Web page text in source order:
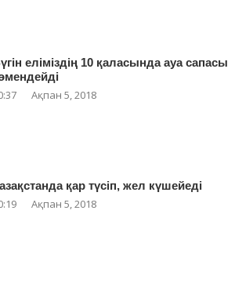
еліміздің 10 қаласында ауа сапасы
Ақпан 5, 2018
қар түсіп, жел күшейеді
Ақпан 5, 2018